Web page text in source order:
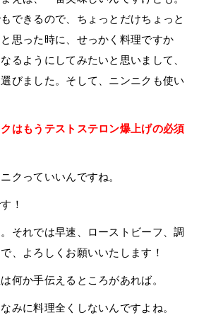
できるので、ちょっとだけちょっと
思った時に、せっかく料理ですか
るようにしてみたいと思いまして、
びました。そして、ニンニクも使い
はもうテストステロン爆上げの必須
クっていいんですね。
！
それでは早速、ローストビーフ、調
、よろしくお願いいたします！
何か手伝えるところがあれば。
なみに料理全くしないんですよね。